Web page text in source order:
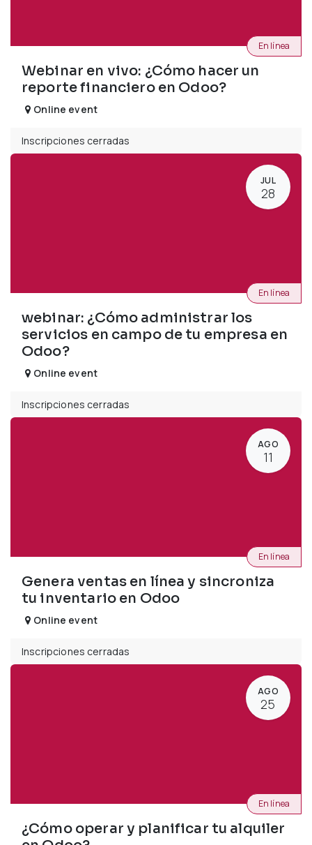
Webinar en vivo: ¿Cómo hacer un
reporte financiero en Odoo?
En línea
Online event
Inscripciones cerradas
JUL
28
webinar: ¿Cómo administrar los
servicios en campo de tu empresa en
Odoo?
En línea
Online event
Inscripciones cerradas
AGO
11
Genera ventas en línea y sincroniza
tu inventario en Odoo
En línea
Online event
Inscripciones cerradas
AGO
25
¿Cómo operar y planificar tu alquiler
En línea